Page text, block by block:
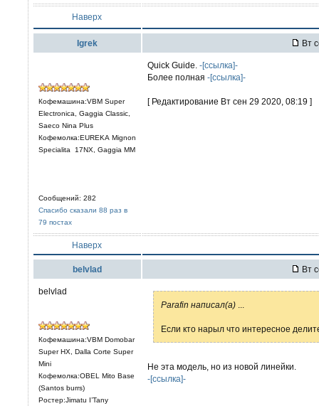
Наверх
Igrek Вт
Кофемашина:VBM Super
Electronica, Gaggia Classic,
Saeco Nina Plus
Кофемолка:EUREKA Mignon
Specialita 17NX, Gaggia MM
Сообщений: 282
Спасибо сказали 88 раз в
79 постах
Quick Guide. -[ссылка]-
Более полная -[ссылка]-
[ Редактирование Вт сен 29 2020, 08:19 ]
Наверх
belvlad Вт
belvlad
Кофемашина:VBM Domobar
Super HX, Dalla Corte Super
Mini
Кофемолка:OBEL Mito Base
(Santos burrs)
Ростер:Jimatu I’Tany
Parafin написал(а)
Если кто нарыл что интересное
Не эта модель, но из новой линейки.
-[ссылка]-